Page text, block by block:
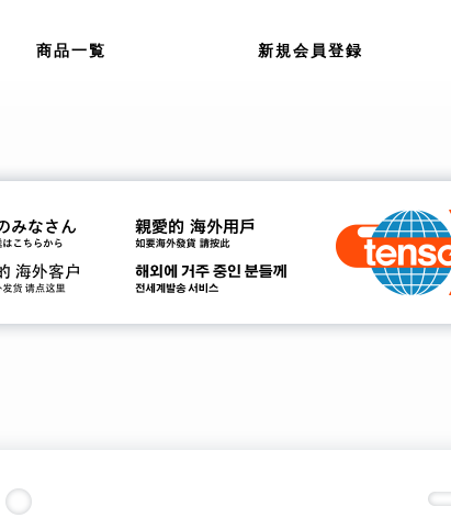
商品一覧 新規会員登録